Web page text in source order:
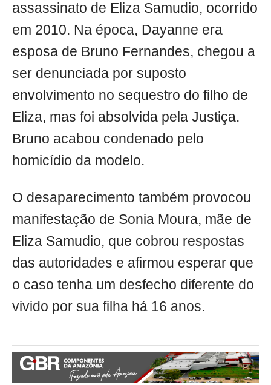
assassinato de Eliza Samudio, ocorrido
em 2010. Na época, Dayanne era
esposa de Bruno Fernandes, chegou a
ser denunciada por suposto
envolvimento no sequestro do filho de
Eliza, mas foi absolvida pela Justiça.
Bruno acabou condenado pelo
homicídio da modelo.
O desaparecimento também provocou
manifestação de Sonia Moura, mãe de
Eliza Samudio, que cobrou respostas
das autoridades e afirmou esperar que
o caso tenha um desfecho diferente do
vivido por sua filha há 16 anos.